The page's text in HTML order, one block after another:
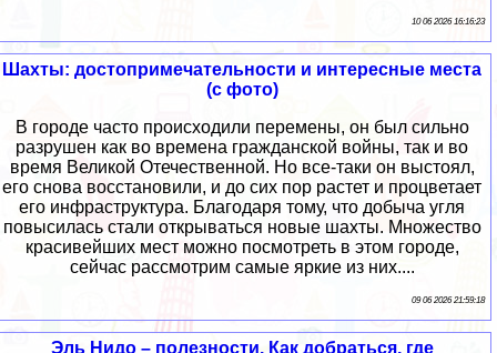
10 06 2026 16:16:23
Шахты: достопримечательности и интересные места
(с фото)
В городе часто происходили перемены, он был сильно
разрушен как во времена гражданской войны, так и во
время Великой Отечественной. Но все-таки он выстоял,
его снова восстановили, и до сих пор растет и процветает
его инфраструктура. Благодаря тому, что добыча угля
повысилась стали открываться новые шахты. Множество
красивейших мест можно посмотреть в этом городе,
сейчас рассмотрим самые яркие из них....
09 06 2026 21:59:18
Эль Нидо – полезности. Как добраться, где